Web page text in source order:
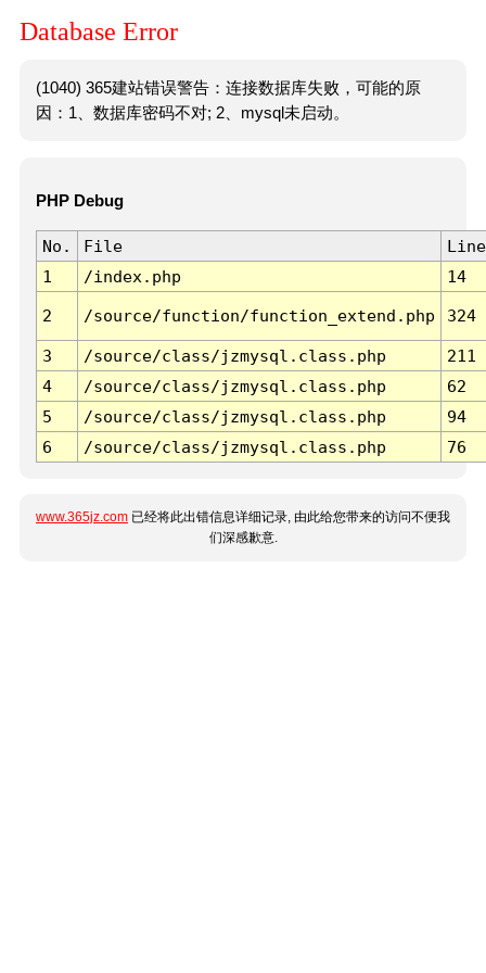
Database Error
(1040) 365建站错误警告：连接数据库失败，可能的原
因：1、数据库密码不对; 2、mysql未启动。
PHP Debug
No. File
Line
1
/index.php 14
2 /source/function/function_extend.php 324
3 /source/class/jzmysql.class.php
211
4
/source/class/jzmysql.class.php
62
5
/source/class/jzmysql.class.php
94
6
/source/class/jzmysql.class.php 76
www.365jz.com 已经将此出错信息详细记录, 由此给您带来的访问不便我
们深感歉意.